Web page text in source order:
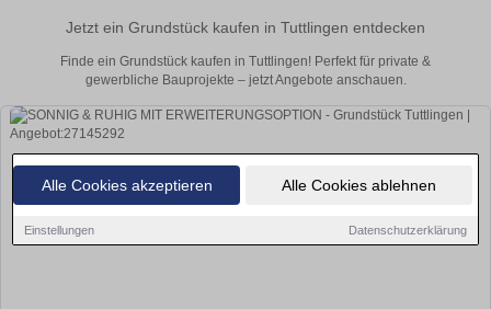
Alle Cookies akzeptieren Alle Cookies ablehnen
Einstellungen Datenschutzerklärung
Jetzt ein Grundstück kaufen in Tuttlingen entdecken
Finde ein Grundstück kaufen in Tuttlingen! Perfekt für private &
gewerbliche Bauprojekte – jetzt Angebote anschauen.